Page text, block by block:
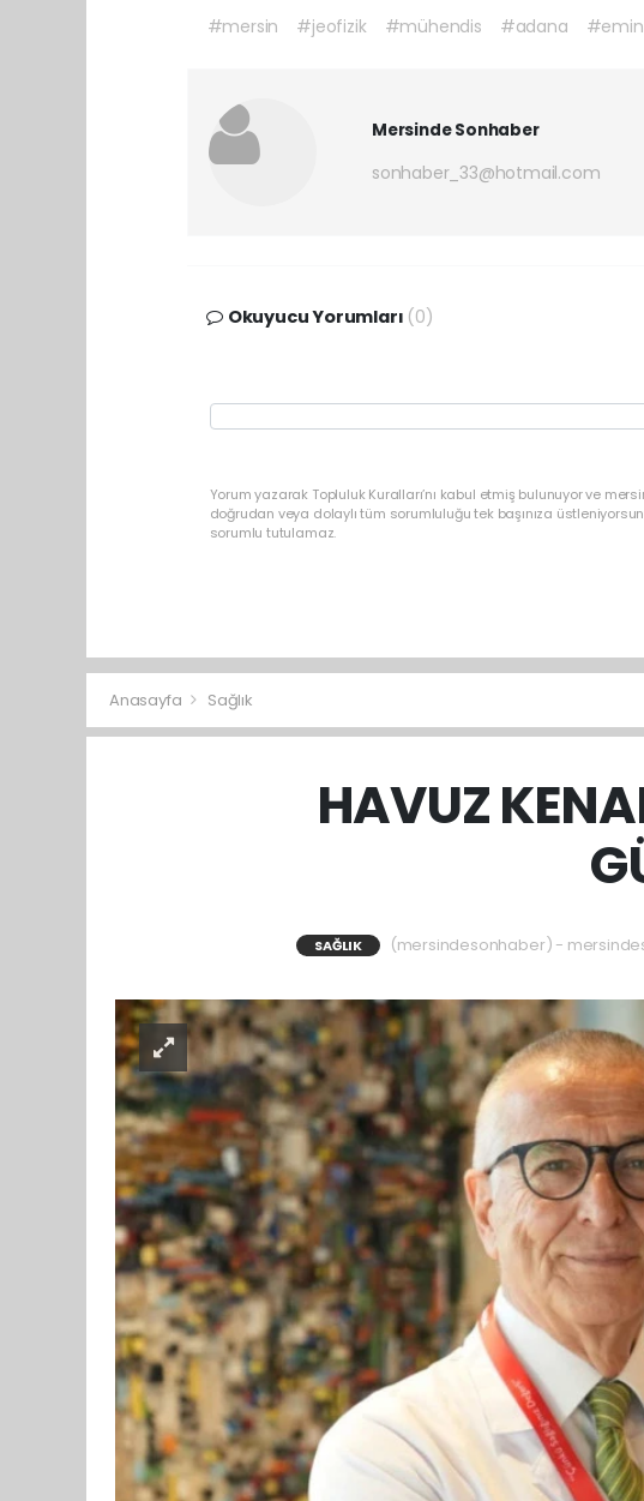
#mersin #jeofizik #mühendis #adana #emin
Mersinde Sonhaber
sonhaber_33@hotmail.com
Okuyucu Yorumları (0)
Yorum yazarak Topluluk Kuralları’nı kabul etmiş bulunuyor ve
doğrudan veya dolaylı tüm sorumluluğu tek başınıza
sorumlu tutulamaz.
Anasayfa Sağlık
HAVUZ
SAĞLIK (mersindesonhaber) -